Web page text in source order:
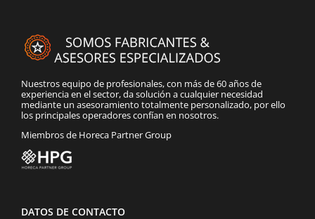
Nuestros equipo de profesionales, con más de 60 años de
experiencia en el sector, da solución a cualquier necesidad
mediante un asesoramiento totalmente personalizado, por ello
los principales operadores confían en nosotros.
Miembros de Horeca Partner Group
DATOS DE CONTACTO